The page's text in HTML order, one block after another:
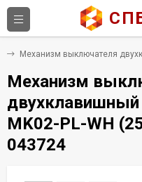
Механизм выключателя
Механизм
двухклавишный
MK02-PL-WH
043724